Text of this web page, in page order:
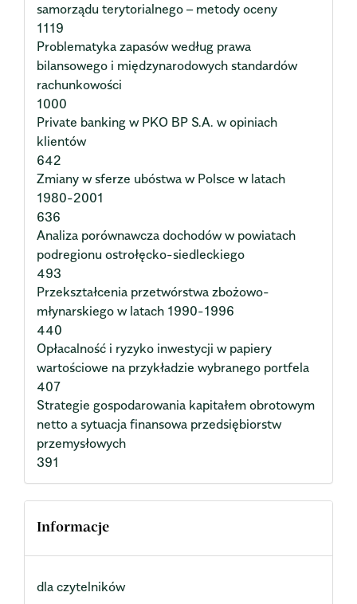
samorządu terytorialnego – metody oceny
1119
Problematyka zapasów według prawa
bilansowego i międzynarodowych standardów
rachunkowości
1000
Private banking w PKO BP S.A. w opiniach
klientów
642
Zmiany w sferze ubóstwa w Polsce w latach
1980-2001
636
Analiza porównawcza dochodów w powiatach
podregionu ostrołęcko-siedleckiego
493
Przekształcenia przetwórstwa zbożowo-
młynarskiego w latach 1990-1996
440
Opłacalność i ryzyko inwestycji w papiery
wartościowe na przykładzie wybranego portfela
407
Strategie gospodarowania kapitałem obrotowym
netto a sytuacja finansowa przedsiębiorstw
przemysłowych
391
Informacje
dla czytelników